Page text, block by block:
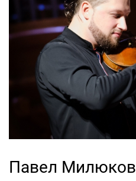
Павел Милюков